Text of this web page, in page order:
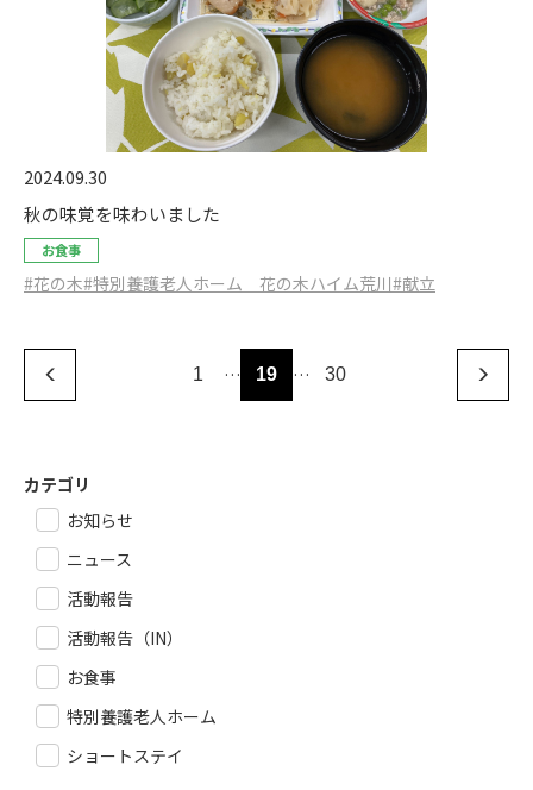
2024.09.30
秋の味覚を味わいました
お食事
#花の木#特別養護老人ホーム 花の木ハイム荒川#献立
1 … 19 … 30
カテゴリ
お知らせ
ニュース
活動報告
活動報告（IN）
お食事
特別養護老人ホーム
ショートステイ